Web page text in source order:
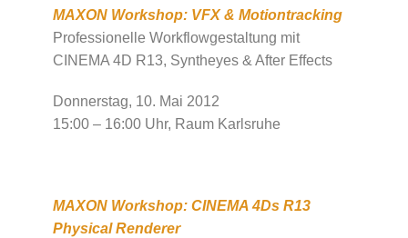
MAXON Workshop: VFX & Motiontracking
Professionelle Workflowgestaltung mit
CINEMA 4D R13, Syntheyes & After Effects
Donnerstag, 10. Mai 2012
15:00 – 16:00 Uhr, Raum Karlsruhe
MAXON Workshop: CINEMA 4Ds R13
Physical Renderer